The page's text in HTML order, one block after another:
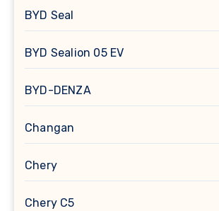
BYD Seal
BYD Sealion 05 EV
BYD-DENZA
Changan
Chery
Chery C5